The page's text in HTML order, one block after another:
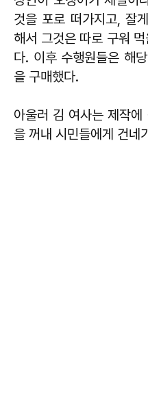
것을 포로 떠가지고, 잘
해서 그것은 따로 구워
다. 이후 수행원들은 해
을 구매했다.
아울러 김 여사는 제작
을 꺼내 시민들에게 건네